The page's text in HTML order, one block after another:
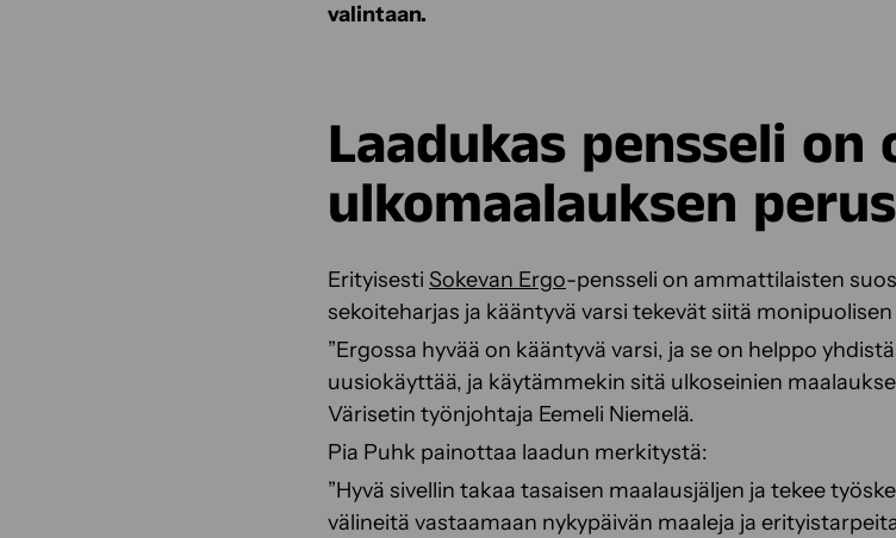
valintaan.
Laadukas pensseli on
ulkomaalauksen
Erityisesti Sokevan Ergo-pensseli on ammattilaisten
sekoiteharjas ja kääntyvä varsi tekevät siitä
”Ergossa hyvää on kääntyvä varsi, ja se on helppo
uusiokäyttää, ja käytämmekin sitä ulkoseinien
Värisetin työnjohtaja Eemeli Niemelä.
Pia Puhk painottaa laadun merkitystä:
”Hyvä sivellin takaa tasaisen maalausjäljen ja tekee
välineitä vastaamaan nykypäivän maaleja ja